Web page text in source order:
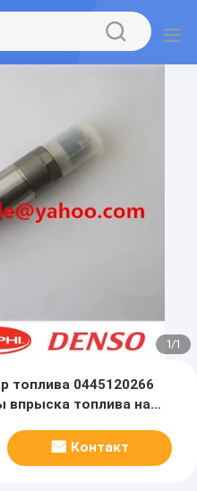
1/1
топлива 0445120266
впрыска топлива на
Контакт